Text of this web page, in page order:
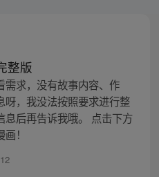
整版
需求，没有故事内容、作
呀，我没法按照要求进行整
息后再告诉我哦。 点击下方
！